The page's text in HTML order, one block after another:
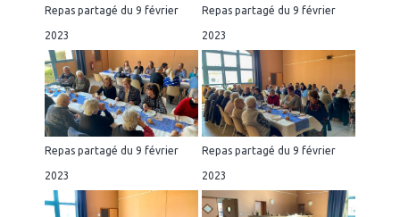
Repas partagé du 9 février
2023
Repas partagé du 9 février
2023
Repas partagé du 9 février
2023
Repas partagé du 9 février
2023